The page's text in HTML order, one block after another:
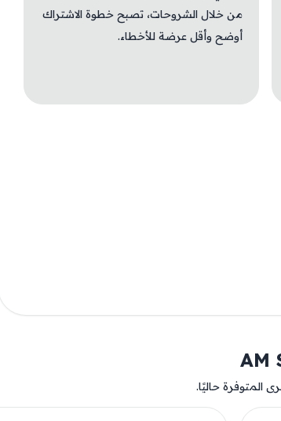
من خلال الشروحات، تصبح خطوة الاشتراك
أوضح وأقل عرضة للأخطاء.
المتوفرة حاليًا.